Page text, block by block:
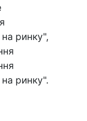
ринку",
ринку".